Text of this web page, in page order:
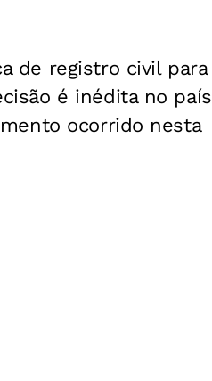
de registro civil para
é inédita no país
ocorrido nesta